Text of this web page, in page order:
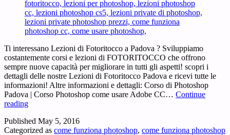
Ti interessano Lezioni di Fotoritocco a Padova ? Sviluppiamo
costantemente corsi e lezioni di FOTORITOCCO che offrono
sempre nuove capacità per migliorare in tutti gli aspetti! scopri i
dettagli delle nostre Lezioni di Fotoritocco Padova e ricevi tutte le
informazioni! Altre informazioni e dettagli: Corso di Photoshop
Padova | Corso Photoshop come usare Adobe CC… Continue
readingLezioni
Fotoritocco
a
Published May 5, 2016
Categorized as come funziona photoshop, come funziona photoshop